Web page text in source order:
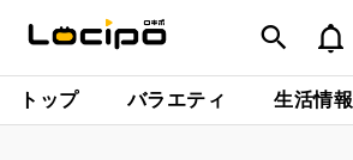
トップ バラエティ 生活情報